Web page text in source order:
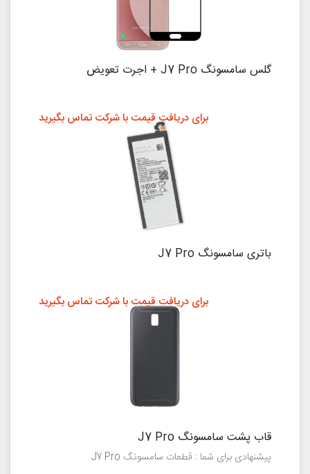
گلس سامسونگ J7 Pro + اجرت تعویض
باتری سامسونگ J7 Pro
برای دریافت قیمت با شرکت تماس بگیرید
قاب پشت سامسونگ J7 Pro
پیشنهادی برای شما : قطعات سامسونگ J7 Pro
برای دریافت قیمت با شرکت تماس بگیرید